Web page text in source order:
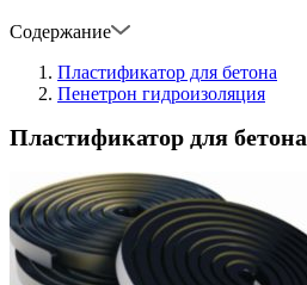
Содержание
Пластификатор для бетона
Пенетрон гидроизоляция
Пластификатор для бетона